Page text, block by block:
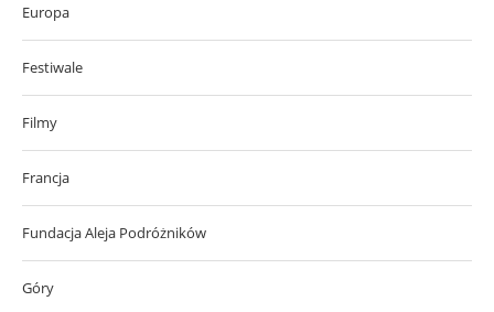
Europa
Festiwale
Filmy
Francja
Fundacja Aleja Podróżników
Góry